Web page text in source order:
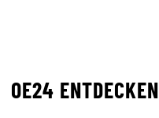
OE24 ENTDECKEN